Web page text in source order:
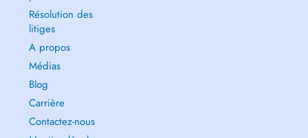
Résolution des
litiges
A propos
Médias
Blog
Carrière
Contactez-nous